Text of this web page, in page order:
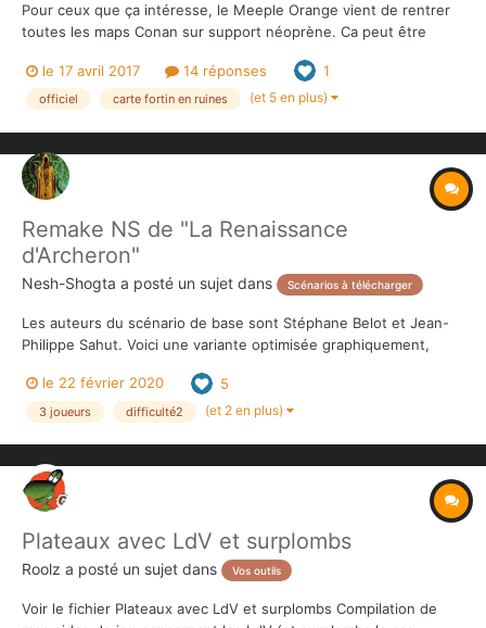
Pour ceux que ça intéresse, le Meeple Orange vient de rentrer
toutes les maps Conan sur support néoprène. Ca peut être
exclus présentes dans la King Box. C'est par ici que ça se passe
: http://www.philibertnet.com/fr/1344-playmat
le 17 avril 2017 14 réponses 1
officiel carte fortin en ruines (et 5 en plus)
Remake NS de "La Renaissance
d'Archeron"
Nesh-Shogta a posté un sujet dans Scénarios à télécharger
Les auteurs du scénario de base sont Stéphane Belot et Jean-
Philippe Sahut. Voici une variante optimisée graphiquement,
ajustements susceptibles de lui procurer un surplus d'intensité.
Elle propose également aux Héros, un défi original sup...
le 22 février 2020 5
3 joueurs difficulté2 (et 2 en plus)
Plateaux avec LdV et surplombs
Roolz a posté un sujet dans Vos outils
Voir le fichier Plateaux avec LdV et surplombs Compilation de